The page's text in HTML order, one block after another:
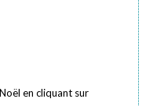
en cliquant sur